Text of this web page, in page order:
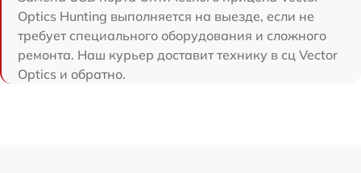
Optics Hunting выполняется на выезде, если не
требует специального оборудования и сложного
ремонта. Наш курьер доставит технику в сц Vector
Optics и обратно.